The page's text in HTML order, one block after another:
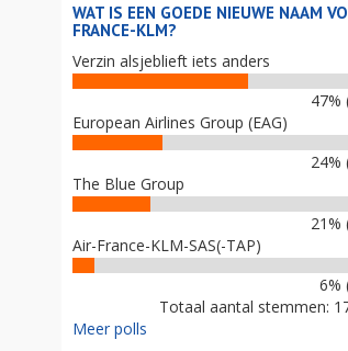
WAT IS EEN GOEDE NIEUWE NAAM
FRANCE-KLM?
Verzin alsjeblieft iets anders
47%
European Airlines Group (EAG)
24%
The Blue Group
21%
Air-France-KLM-SAS(-TAP)
6%
Totaal aantal stemmen:
Meer polls